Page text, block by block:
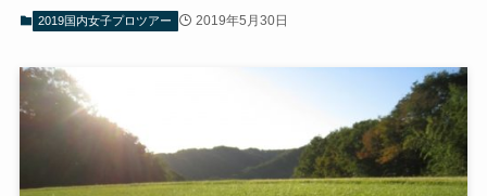
2019国内女子プロツアー 2019年5月30日